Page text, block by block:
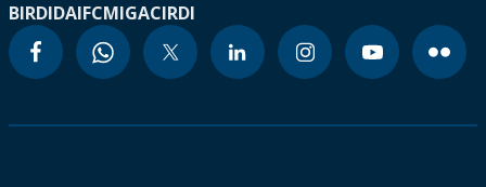
BIRDIDAIFCMIGACIRDI